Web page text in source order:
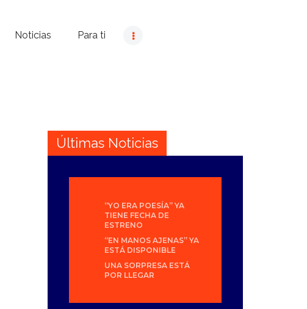
Noticias Para ti
Últimas Noticias
“YO ERA POESÍA” YA
TIENE FECHA DE
ESTRENO
“EN MANOS AJENAS” YA
ESTÁ DISPONIBLE
UNA SORPRESA ESTÁ
POR LLEGAR